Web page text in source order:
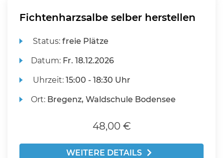
Fichtenharzsalbe selber herstellen
Status:freie Plätze
Datum: Fr. 18.12.2026
Uhrzeit:15:00 - 18:30 Uhr
Ort: Bregenz, Waldschule Bodensee
48,00 €
WEITERE DETAILS